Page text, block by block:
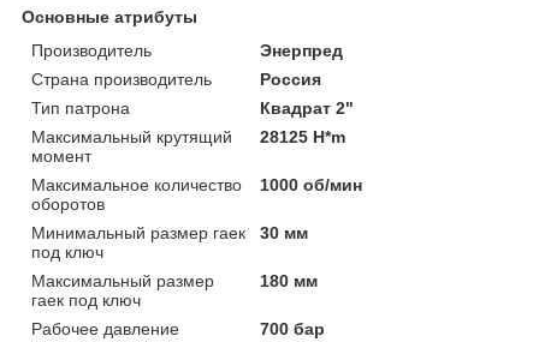
Основные атрибуты
Производитель
Энерпред
Страна производитель
Россия
Тип патрона
Квадрат 2"
Максимальный крутящий
момент
28125 H*m
Максимальное количество
оборотов
1000 об/мин
Минимальный размер гаек
под ключ
30 мм
Максимальный размер
гаек под ключ
180 мм
Рабочее давление 700 бар